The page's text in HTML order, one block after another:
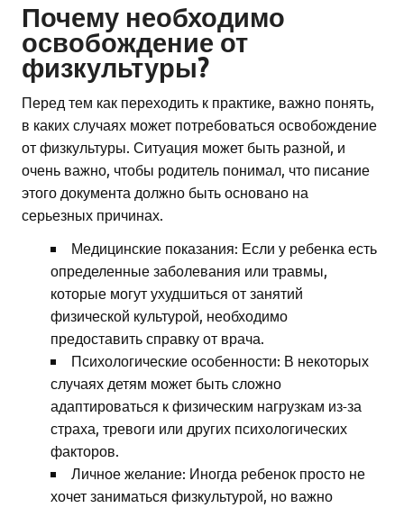
Почему необходимо
освобождение от
физкультуры?
Перед тем как переходить к практике, важно понять,
в каких случаях может потребоваться освобождение
от физкультуры. Ситуация может быть разной, и
очень важно, чтобы родитель понимал, что писание
этого документа должно быть основано на
серьезных причинах.
Медицинские показания: Если у ребенка есть
определенные заболевания или травмы,
которые могут ухудшиться от занятий
физической культурой, необходимо
предоставить справку от врача.
Психологические особенности: В некоторых
случаях детям может быть сложно
адаптироваться к физическим нагрузкам из-за
страха, тревоги или других психологических
факторов.
Личное желание: Иногда ребенок просто не
хочет заниматься физкультурой, но важно